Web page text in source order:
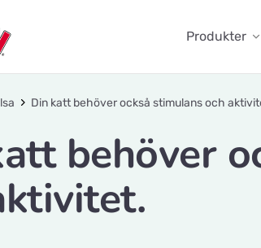
Produkter
Din katt behöver också stimulans och
behöver